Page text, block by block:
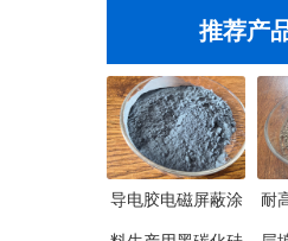
推荐产
导电胶电磁屏蔽涂 耐